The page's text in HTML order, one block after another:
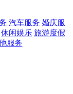
汽车服务 婚庆服
休闲娱乐 旅游度假
服务